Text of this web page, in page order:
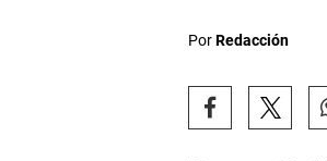
PorRedacción